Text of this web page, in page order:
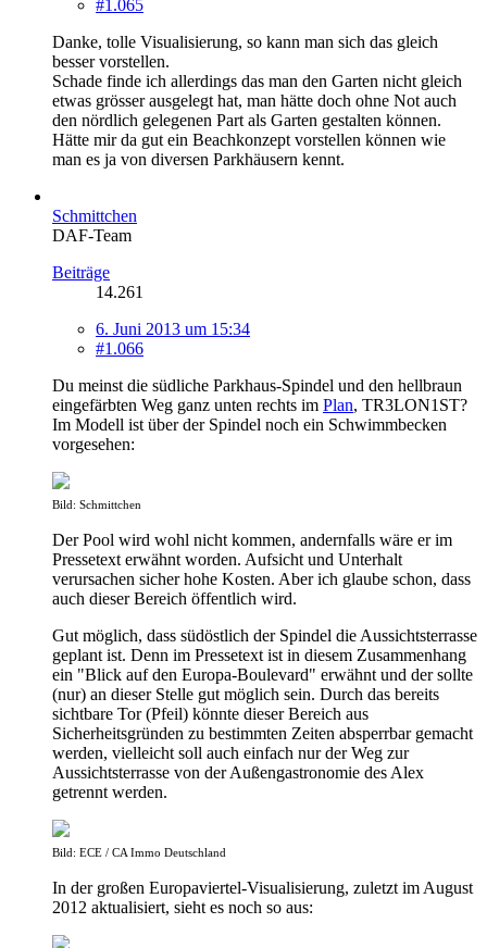
#1.065
Danke, tolle Visualisierung, so kann man sich das gleich
besser vorstellen.
Schade finde ich allerdings das man den Garten nicht gleich
etwas grösser ausgelegt hat, man hätte doch ohne Not auch
den nördlich gelegenen Part als Garten gestalten können.
Hätte mir da gut ein Beachkonzept vorstellen können wie
man es ja von diversen Parkhäusern kennt.
Schmittchen
DAF-Team
Beiträge
14.261
6. Juni 2013 um 15:34
#1.066
Du meinst die südliche Parkhaus-Spindel und den hellbraun
eingefärbten Weg ganz unten rechts im Plan, TR3LON1ST?
Im Modell ist über der Spindel noch ein Schwimmbecken
vorgesehen:
Bild: Schmittchen
Der Pool wird wohl nicht kommen, andernfalls wäre er im
Pressetext erwähnt worden. Aufsicht und Unterhalt
verursachen sicher hohe Kosten. Aber ich glaube schon, dass
auch dieser Bereich öffentlich wird.
Gut möglich, dass südöstlich der Spindel die Aussichtsterrasse
geplant ist. Denn im Pressetext ist in diesem Zusammenhang
ein "Blick auf den Europa-Boulevard" erwähnt und der sollte
(nur) an dieser Stelle gut möglich sein. Durch das bereits
sichtbare Tor (Pfeil) könnte dieser Bereich aus
Sicherheitsgründen zu bestimmten Zeiten absperrbar gemacht
werden, vielleicht soll auch einfach nur der Weg zur
Aussichtsterrasse von der Außengastronomie des Alex
getrennt werden.
Bild: ECE / CA Immo Deutschland
In der großen Europaviertel-Visualisierung, zuletzt im August
2012 aktualisiert, sieht es noch so aus: